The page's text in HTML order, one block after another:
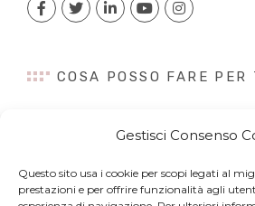
Gestisci Consenso
Questo sito usa i cookie per scopi legati al
prestazioni e per offrire funzionalità agli
COSA POSSO FARE PER
Content Creation
Digital PR